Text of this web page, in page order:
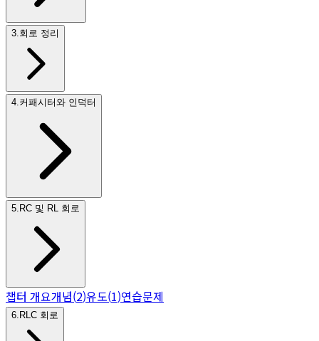
3 회로 정리
4 커패시터와 인덕터
5 RC 및 RL 회로
챕터 개요개념(2)유도(1)연습문제
6 RLC 회로